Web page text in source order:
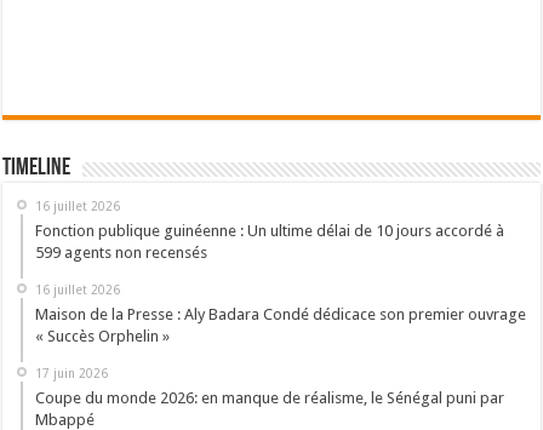
Timeline
16 juillet 2026
Fonction publique guinéenne : Un ultime délai de 10 jours accordé à
599 agents non recensés
16 juillet 2026
Maison de la Presse : Aly Badara Condé dédicace son premier ouvrage
« Succès Orphelin »
17 juin 2026
Coupe du monde 2026: en manque de réalisme, le Sénégal puni par
Mbappé